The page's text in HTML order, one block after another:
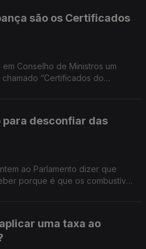
são os Certificados
Conselho de Ministros um
“Certificados do
desconfiar das
ao Parlamento dizer que
porque é que os combustíveis
uma taxa ao